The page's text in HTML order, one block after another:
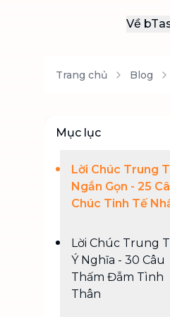
Về
Trang chủ Blog
Mục lục
Lời Chúc Trung
Ngắn Gọn - 25
Chúc Tinh Tế
Lời Chúc Trung
Ý Nghĩa - 30 Câu
Thấm Đẫm Tình
Thân